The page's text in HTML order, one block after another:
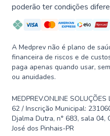
poderão ter condições
A Medprev não é plano de
financeira de riscos e de
paga apenas quando usar,
ou anuidades.
MEDPREV.ONLINE
62 / Inscrição Municipal:
Djalma Dutra, n° 683, sala 04,
José dos Pinhais-PR